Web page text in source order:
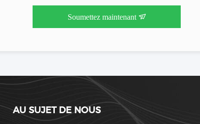
Soumettez maintenant
AU SUJET DE NOUS